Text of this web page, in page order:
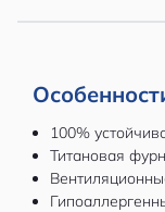
100%
Титановая